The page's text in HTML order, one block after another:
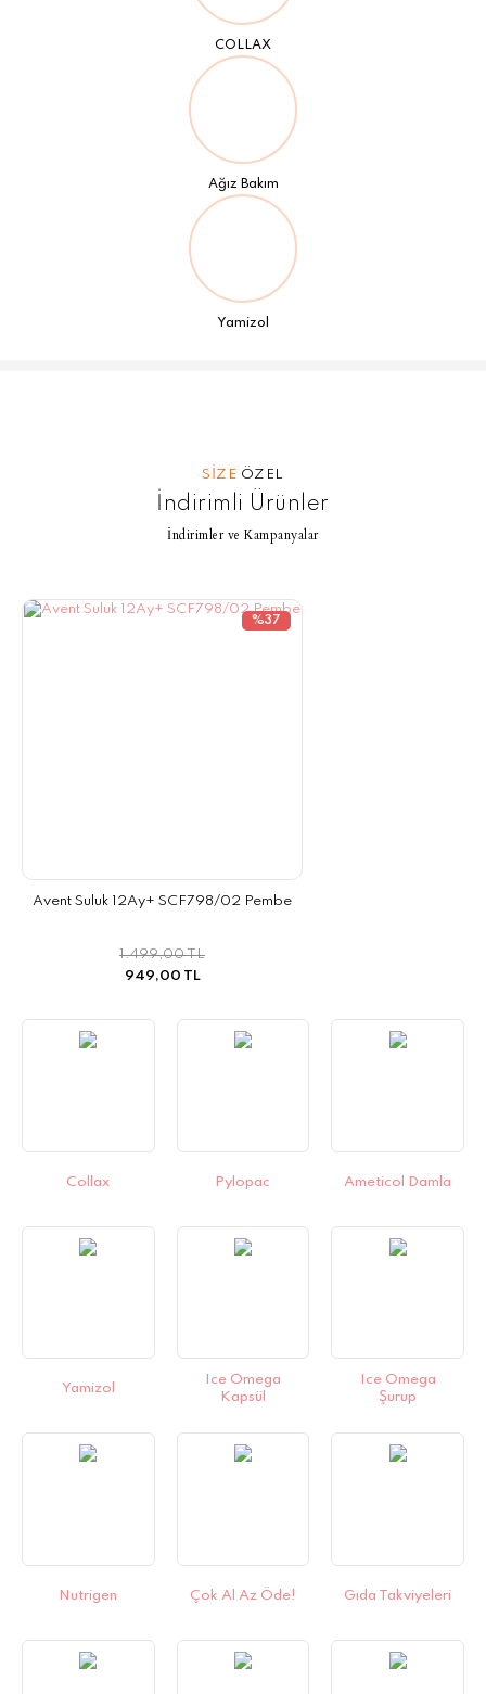
COLLAX
Ağız Bakım
Yamizol
SİZE ÖZEL
İndirimli Ürünler
İndirimler ve Kampanyalar
%37
Avent Suluk 12Ay+ SCF798/02 Pembe
949,00 TL
1.499,00 TL
Collax Pylopac Ameticol Damla
Yamizol
Ice Omega
Kapsül
Ice Omega
Şurup
Nutrigen Çok Al Az Öde! Gıda Takviyeleri